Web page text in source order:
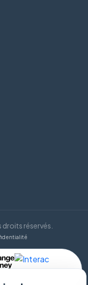
droits réservés.